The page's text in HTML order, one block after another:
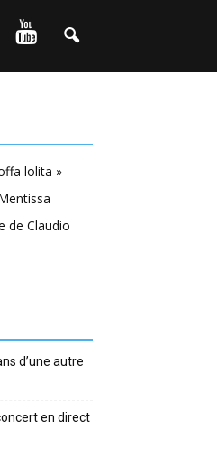
lolita »
de Claudio
d’une autre
en direct